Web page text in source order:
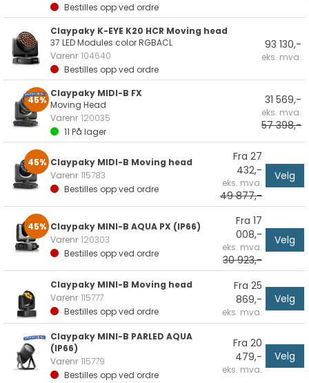
Bestilles opp ved ordre
Claypaky K-EYE K20 HCR Moving head
37 LED Modules color RGBACL
Varenr 104640
Bestilles opp ved ordre
93 130,-
eks. mva.
45%
Claypaky MIDI-B FX
Moving Head
Varenr 120035
11 På lager
31 569,-
eks. mva.
57 398,-
45% Claypaky MIDI-B Moving head
Varenr 115783
Bestilles opp ved ordre
Fra 27
432,-
eks. mva.
49 877,-
Velg
45% Claypaky MINI-B AQUA PX (IP66)
Varenr 120303
Bestilles opp ved ordre
Fra 17
008,-
eks. mva.
30 923,-
Velg
Claypaky MINI-B Moving head
Varenr 115777
Bestilles opp ved ordre
Fra 25
869,-
eks. mva.
Velg
Claypaky MINI-B PARLED AQUA
(IP66)
Varenr 115779
Bestilles opp ved ordre
Fra 20
479,-
eks. mva.
Velg